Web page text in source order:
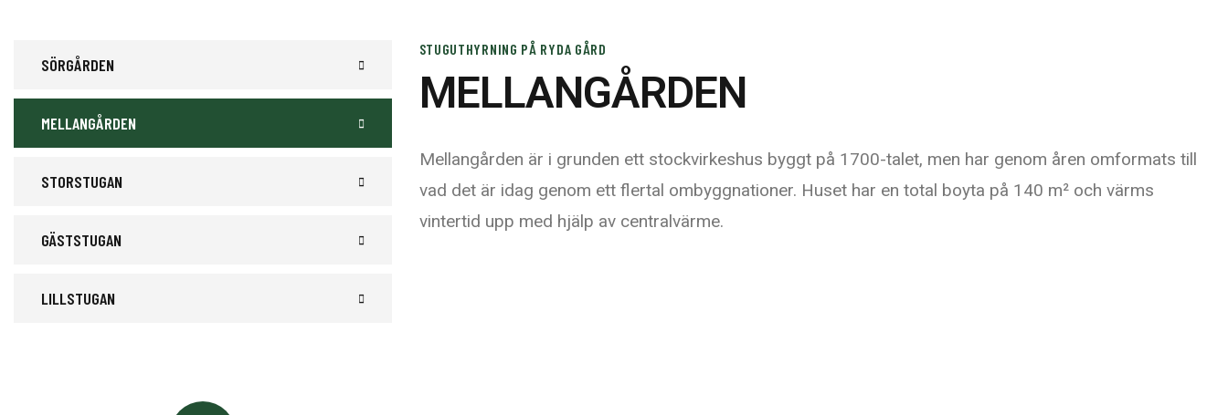
SÖRGÅRDEN
MELLANGÅRDEN
STORSTUGAN
GÄSTSTUGAN
LILLSTUGAN
STUGUTHYRNING PÅ RYDA GÅRD
MELLANGÅRDEN
Mellangården är i grunden ett stockvirkeshus byggt på 1700-talet, men har genom åren omformats till
vad det är idag genom ett flertal ombyggnationer. Huset har en total boyta på 140 m² och värms
vintertid upp med hjälp av centralvärme.